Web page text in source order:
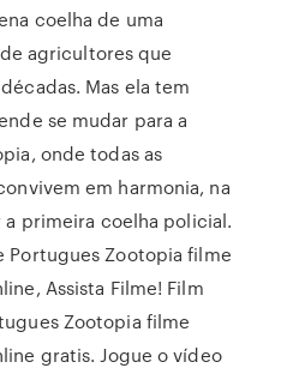
coelha de uma
agricultores que
Mas ela tem
se mudar para a
onde todas as
em harmonia, na
primeira coelha policial.
Portugues Zootopia filme
Assista Filme! Film
Zootopia filme
gratis. Jogue o vídeo